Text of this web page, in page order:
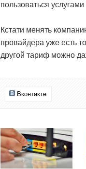
пользоваться услугами
Кстати менять
провайдера уже есть
другой тариф можно
Вконтакте